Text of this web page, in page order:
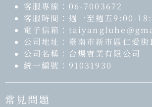
客服專線：06-7003672
客服時間：週一至週五9:00-
電子信箱：
公司地址：臺南市新市區仁愛
公司名稱：台煬實業有限公司
統一編號：91031930
常見問題​